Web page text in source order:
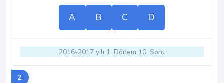
A B C D
2016-2017 yılı 1. Dönem 10. Soru
2.